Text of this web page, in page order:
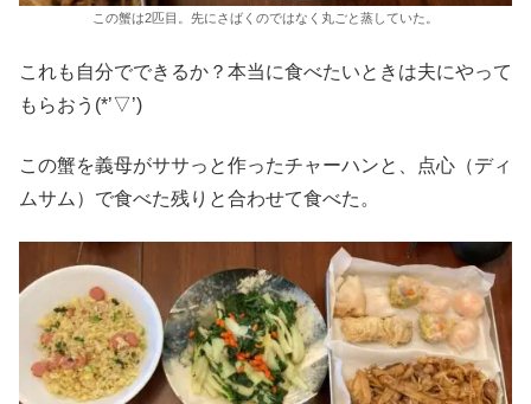
この蟹は2匹目。先にさばくのではなく丸ごと蒸していた。
これも自分でできるか？本当に食べたいときは夫にやって
もらおう(*’▽’)
この蟹を義母がササっと作ったチャーハンと、点心（ディ
ムサム）で食べた残りと合わせて食べた。